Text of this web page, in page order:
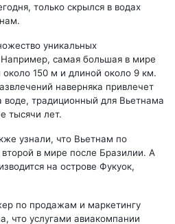
только скрылся в водах
уникальных
самая большая в мире
150 м и длиной около 9 км.
наверняка привлечет
воде, традиционный для Вьетнама
тысячи лет.
узнали, что Вьетнам по
в мире после Бразилии. А
на острове Фукуок,
по продажам и маркетингу
что услугами авиакомпании